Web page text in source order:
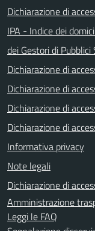
Dichiarazione di
IPA - Indice dei
dei Gestori di Pubblici
Dichiarazione di
Dichiarazione di
Dichiarazione di
Dichiarazione di
Informativa privacy
Note legali
Dichiarazione di
Amministrazione
Leggi le FAQ